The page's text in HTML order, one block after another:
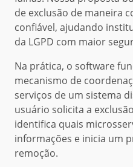
de exclusão de maneira
confiável, ajudando
da LGPD com maior
Na prática, o software
mecanismo de
serviços de um sistema
usuário solicita a
identifica quais
informações e inicia um
remoção.